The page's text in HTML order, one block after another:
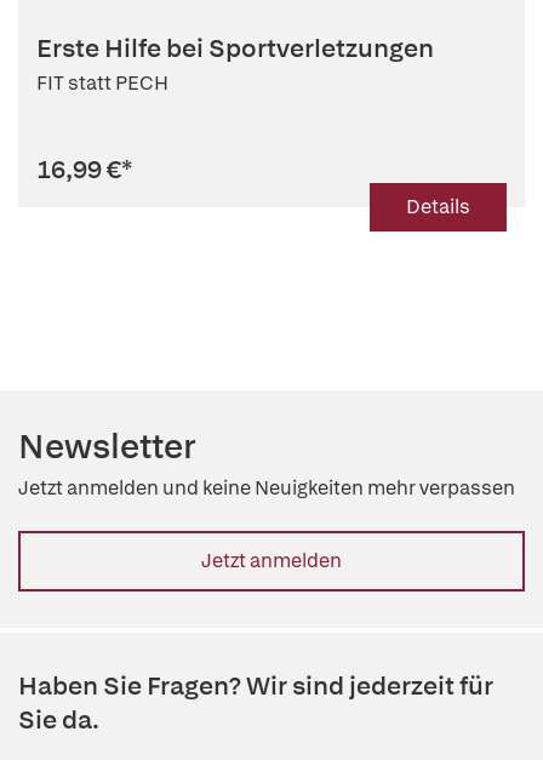
Erste Hilfe bei Sportverletzungen
FIT statt PECH
16,99 €*
Details
Newsletter
Jetzt anmelden und keine Neuigkeiten mehr verpassen
Jetzt anmelden
Haben Sie Fragen? Wir sind jederzeit für
Sie da.